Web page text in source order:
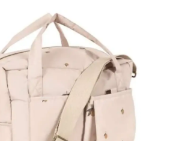
Leker og spill
Mamma & Pappa
Møbler & seng
Tilbehør
Reservedeler
Kampanjer